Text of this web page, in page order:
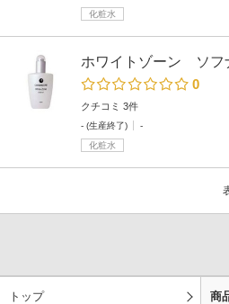
化粧水
ホワイトゾーン ソフ
0
クチコミ 3件
- (生産終了)
-
化粧水
トップ 商